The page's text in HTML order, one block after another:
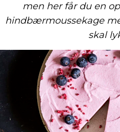
men her får du en
hindbærmoussekage
skal